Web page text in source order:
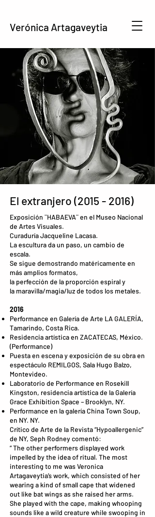
Verónica Artagaveytia
El extranjero (2015 - 2016)
Exposición ¨HABAEVA¨ en el Museo Nacional
de Artes Visuales.
Curaduría Jacqueline Lacasa.
La escultura da un paso, un cambio de
escala.
Se sigue demostrando matéricamente en
más amplios formatos,
la perfección de la proporción espiral y
la maravilla/magia/luz de todos los metales.
2016
Performance en Galería de Arte LA GALERÍA,
Tamarindo, Costa Rica.
Residencia artística en ZACATECAS, México.
(Performance)
Puesta en escena y exposición de su obra en
espectáculo REMILGOS, Sala Hugo Balzo,
Montevideo.
Laboratorio de Performance en Rosekill
Kingston, residencia artística de la Galería
Grace Exhibition Space – Brooklyn, NY.
Performance en la galería China Town Soup,
en NY. NY.
Crítico de Arte de la Revista “Hypoallergenic”
de NY, Seph Rodney comentó:
“ The other performers displayed work
impelled by the idea of ritual. The most
interesting to me was Veronica
Artagaveytia’s work, which consisted of her
wearing a kind of small cape that widened
out like bat wings as she raised her arms.
She played with the cape, making whooping
sounds like a wild creature while swooping in